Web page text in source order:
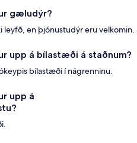
gæludýr?
en þjónustudýr eru velkomin.
upp á bílastæði á staðnum?
bílastæði í nágrenninu.
upp á